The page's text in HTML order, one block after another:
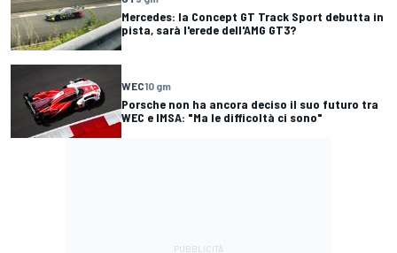
Mercedes: la Concept GT Track Sport debutta in
pista, sarà l'erede dell'AMG GT3?
WEC10 gm
Porsche non ha ancora deciso il suo futuro tra
WEC e IMSA: "Ma le difficoltà ci sono"